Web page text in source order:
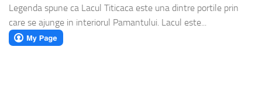
Legenda spune ca Lacul Titicaca este una dintre portile prin
care se ajunge in interiorul Pamantului. Lacul este...